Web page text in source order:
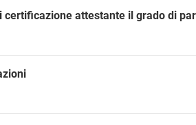
certificazione attestante il grado di